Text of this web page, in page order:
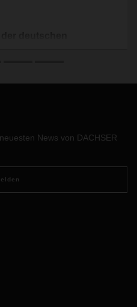
behauptet DACHSER
News von DACHSER